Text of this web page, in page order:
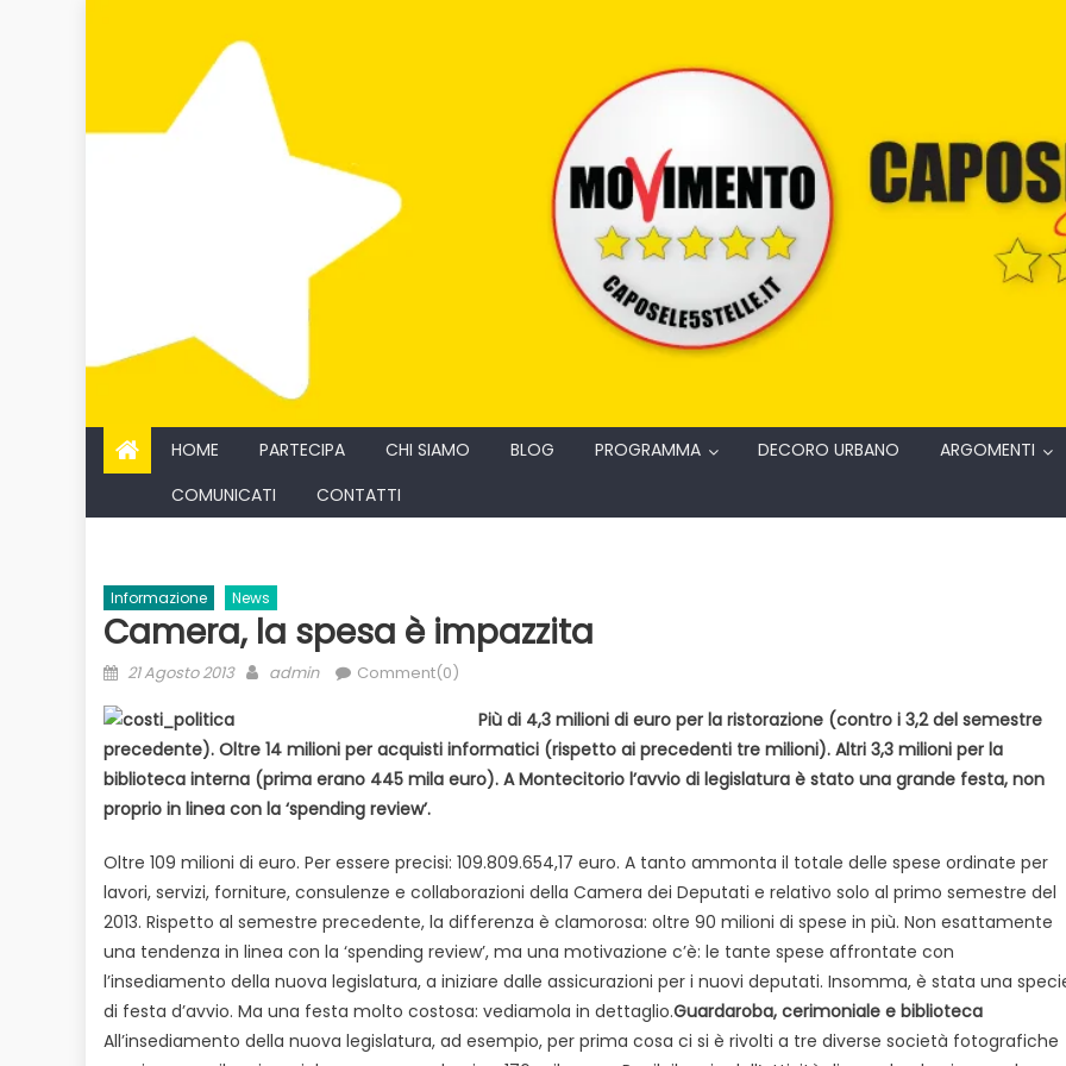
HOME PARTECIPA CHI SIAMO BLOG PROGRAMMA DECORO URBANO ARGOMENTI
COMUNICATI
CONTATTI
Informazione News
Camera, la spesa è impazzita
Posted
21 Agosto 2013 Author
admin Comment(0)
Più di 4,3 milioni di euro per la ristorazione (contro i 3,2 del semestre
precedente). Oltre 14 milioni per acquisti informatici (rispetto ai precedenti tre milioni). Altri 3,3 milioni per la
biblioteca interna (prima erano 445 mila euro). A Montecitorio l’avvio di legislatura è stato una grande festa, non
proprio in linea con la ‘spending review’.
Oltre 109 milioni di euro. Per essere precisi: 109.809.654,17 euro. A tanto ammonta il totale delle spese ordinate per
lavori, servizi, forniture, consulenze e collaborazioni della Camera dei Deputati e relativo solo al primo semestre del
2013. Rispetto al semestre precedente, la differenza è clamorosa: oltre 90 milioni di spese in più. Non esattamente
una tendenza in linea con la ‘spending review’, ma una motivazione c’è: le tante spese affrontate con
l’insediamento della nuova legislatura, a iniziare dalle assicurazioni per i nuovi deputati. Insomma, è stata una
di festa d’avvio. Ma una festa molto costosa: vediamola in dettaglio.Guardaroba, cerimoniale e biblioteca
All’insediamento della nuova legislatura, ad esempio, per prima cosa ci si è rivolti a tre diverse società fotografiche
Evidenza Informazione News
Bilancio in consiglio con un occhio
alle urne
Ecologia Evidenza Informazione
Duro attacco al biologico italiano
dai Paesi del Nord. Il settore è a
rischio
Acque sempre agitate tra i
democratici di Caposele